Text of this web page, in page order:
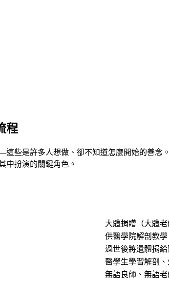
程
些是許多人想做、卻不知道怎麼開始的善念
中扮演的關鍵角色。
大體捐贈（大體老
供醫學院解剖教
過世後將遺體捐
醫學生學習解剖
無語良師、無語老